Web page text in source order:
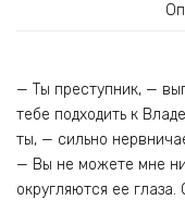
— Ты преступник, —
тебе подходить к
ты, — сильно
— Вы не можете мне
округляются ее